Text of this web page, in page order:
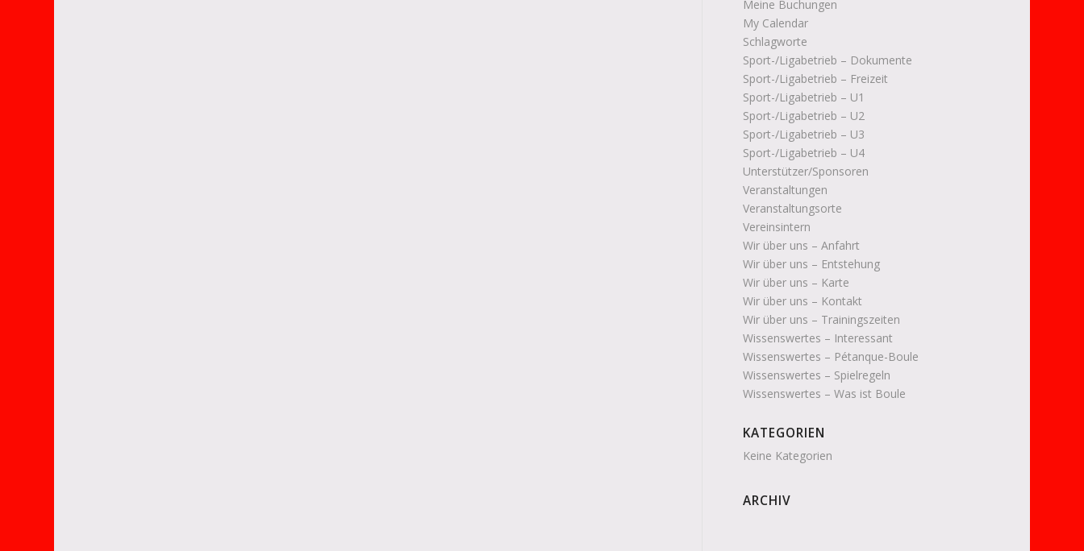
Meine Buchungen
My Calendar
Schlagworte
Sport-/Ligabetrieb – Dokumente
Sport-/Ligabetrieb – Freizeit
Sport-/Ligabetrieb – U1
Sport-/Ligabetrieb – U2
Sport-/Ligabetrieb – U3
Sport-/Ligabetrieb – U4
Unterstützer/Sponsoren
Veranstaltungen
Veranstaltungsorte
Vereinsintern
Wir über uns – Anfahrt
Wir über uns – Entstehung
Wir über uns – Karte
Wir über uns – Kontakt
Wir über uns – Trainingszeiten
Wissenswertes – Interessant
Wissenswertes – Pétanque-Boule
Wissenswertes – Spielregeln
Wissenswertes – Was ist Boule
KATEGORIEN
Keine Kategorien
ARCHIV